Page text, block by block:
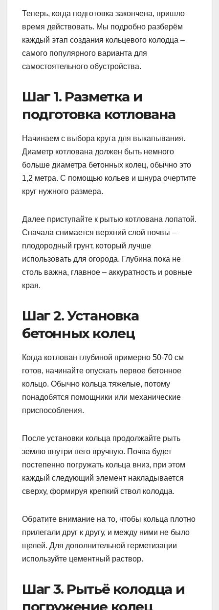
Теперь, когда подготовка закончена, пришло
время действовать. Мы подробно разберём
каждый этап создания кольцевого колодца –
самого популярного варианта для
самостоятельного обустройства.
Шаг 1. Разметка и
подготовка котлована
Начинаем с выбора круга для выкапывания.
Диаметр котлована должен быть немного
больше диаметра бетонных колец, обычно это
1,2 метра. С помощью кольев и шнура очертите
круг нужного размера.
Далее приступайте к рытью котлована лопатой.
Сначала снимается верхний слой почвы –
плодородный грунт, который лучше
использовать для огорода. Глубина пока не
столь важна, главное – аккуратность и ровные
края.
Шаг 2. Установка
бетонных колец
Когда котлован глубиной примерно 50-70 см
готов, начинайте опускать первое бетонное
кольцо. Обычно кольца тяжелые, потому
понадобятся помощники или механические
приспособления.
После установки кольца продолжайте рыть
землю внутри него вручную. Почва будет
постепенно погружать кольца вниз, при этом
каждый следующий элемент накладывается
сверху, формируя крепкий ствол колодца.
Обратите внимание на то, чтобы кольца плотно
прилегали друг к другу, и между ними не было
щелей. Для дополнительной герметизации
используйте цементный раствор.
Шаг 3. Рытьё колодца и
погружение колец